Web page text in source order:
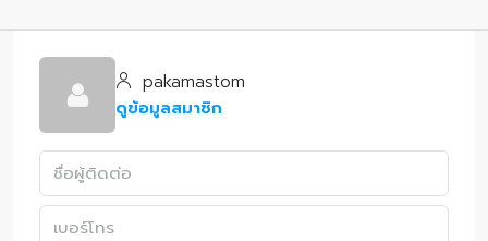
pakamastom
ดูข้อมูลสมาชิก